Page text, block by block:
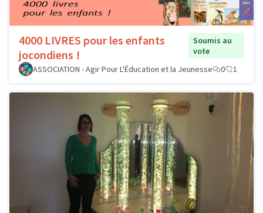
4000 LIVRES pour les enfants
jocondiens !
Soumis au
vote
ASSOCIATION - Agir Pour L'Éducation et la Jeunesse
0 1